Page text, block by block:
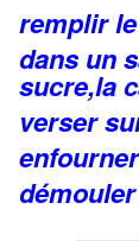
remplir
dans un
sucre,la
verser